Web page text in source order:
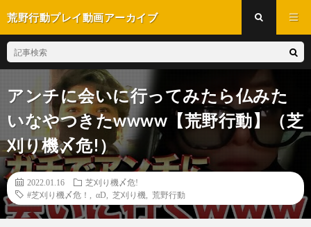
荒野行動プレイ動画アーカイブ
アンチに会いに行ってみたら仏みた
いなやつきたwwww【荒野行動】（芝
刈り機〆危!）
2022.01.16
芝刈り機〆危!
#芝刈り機〆危！
αD 芝刈り機 荒野行動